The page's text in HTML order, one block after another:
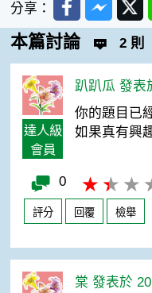
分享：
本篇討論 2 則
達人級
會員
趴趴瓜 發表
你的題目已
如果真有興
0
評分 回覆 檢舉
棠 發表於